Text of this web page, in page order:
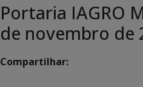
Portaria IAGRO
de novembro de
Compartilhar: